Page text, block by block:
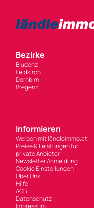
Bezirke
Bludenz
Feldkirch
Dornbirn
Bregenz
Informieren
Werben mit ländleimmo.at
Preise & Leistungen für
private Anbieter
Newsletter Anmeldung
Cookie Einstellungen
Über Uns
Hilfe
AGB
Datenschutz
Impressum